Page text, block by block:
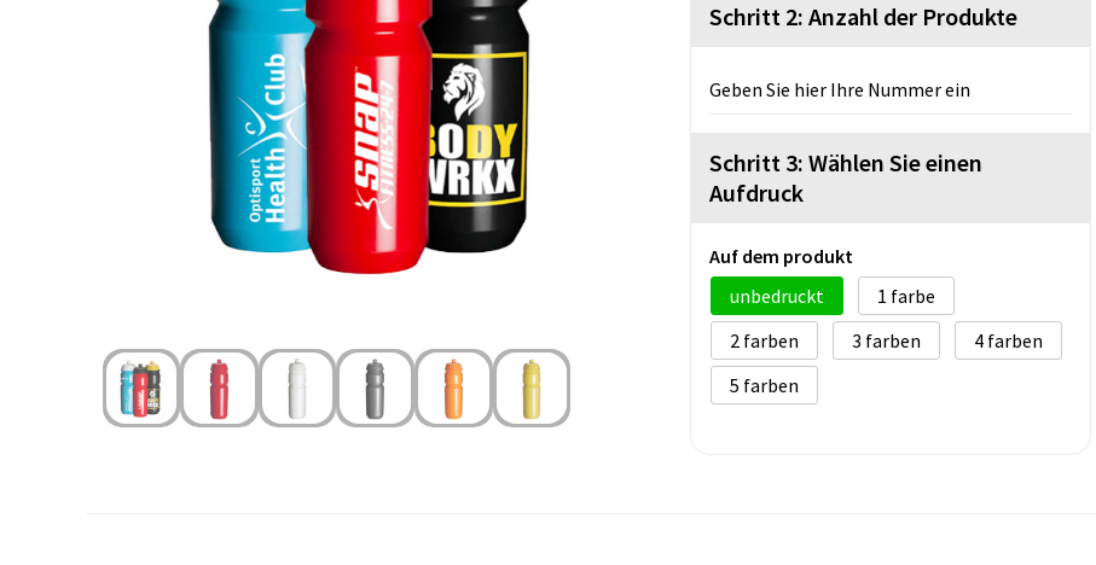
Schritt 2: Anzahl der Produkte
Geben Sie hier Ihre Nummer ein
Schritt 3: Wählen Sie einen
Aufdruck
Auf dem produkt
unbedruckt
1
2
3
4
5